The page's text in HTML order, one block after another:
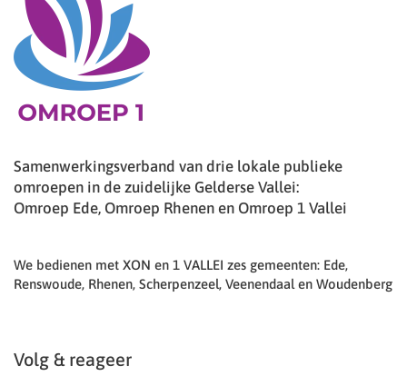
Samenwerkingsverband van drie lokale publieke
omroepen in de zuidelijke Gelderse Vallei:
Omroep Ede, Omroep Rhenen en Omroep 1 Vallei
We bedienen met XON en 1 VALLEI zes gemeenten: Ede,
Renswoude, Rhenen, Scherpenzeel, Veenendaal en Woudenberg
Volg & reageer